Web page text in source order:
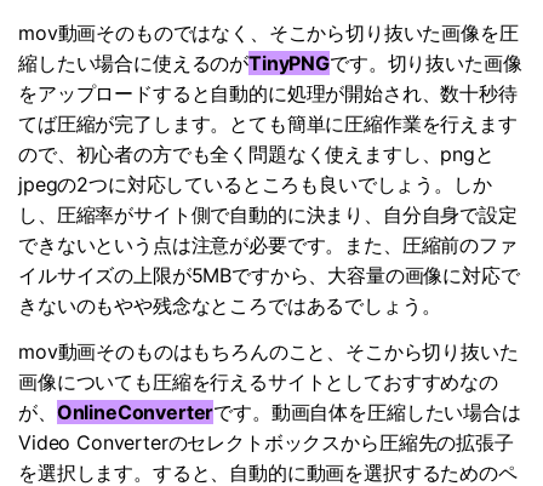
mov動画そのものではなく、そこから切り抜いた画像を圧
縮したい場合に使えるのがTinyPNGです。切り抜いた画像
をアップロードすると自動的に処理が開始され、数十秒待
てば圧縮が完了します。とても簡単に圧縮作業を行えます
ので、初心者の方でも全く問題なく使えますし、pngと
jpegの2つに対応しているところも良いでしょう。しか
し、圧縮率がサイト側で自動的に決まり、自分自身で設定
できないという点は注意が必要です。また、圧縮前のファ
イルサイズの上限が5MBですから、大容量の画像に対応で
きないのもやや残念なところではあるでしょう。
mov動画そのものはもちろんのこと、そこから切り抜いた
画像についても圧縮を行えるサイトとしておすすめなの
が、 OnlineConverterです。動画自体を圧縮したい場合は
Video Converterのセレクトボックスから圧縮先の拡張子
を選択します。すると、自動的に動画を選択するためのペ